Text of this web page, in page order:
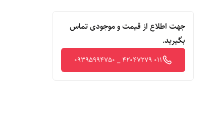
جهت اطلاع از قیمت و موجودی تماس
بگیرید.
011 42047279 _ 09395994750